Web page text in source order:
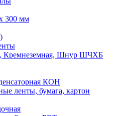
300 мм
Кремнеземная, Шнур ШЧХБ
КОН
ленты, бумага, картон